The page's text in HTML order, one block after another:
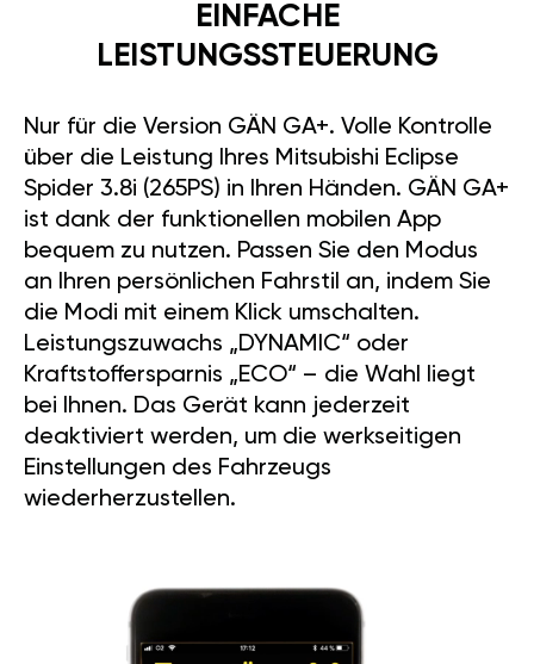
EINFACHE
LEISTUNGSSTEUERUNG
Nur für die Version GÄN GA+. Volle Kontrolle
über die Leistung Ihres Mitsubishi Eclipse
Spider 3.8i (265PS) in Ihren Händen. GÄN GA+
ist dank der funktionellen mobilen App
bequem zu nutzen. Passen Sie den Modus
an Ihren persönlichen Fahrstil an, indem Sie
die Modi mit einem Klick umschalten.
Leistungszuwachs „DYNAMIC“ oder
Kraftstoffersparnis „ECO“ – die Wahl liegt
bei Ihnen. Das Gerät kann jederzeit
deaktiviert werden, um die werkseitigen
Einstellungen des Fahrzeugs
wiederherzustellen.